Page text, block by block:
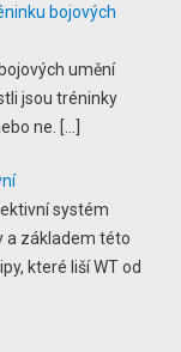
bojových
umění
jsou tréninky
ne.
systém
a základem této
které liší WT od